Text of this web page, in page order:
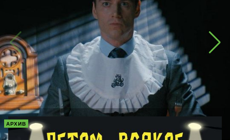
АРХИВ